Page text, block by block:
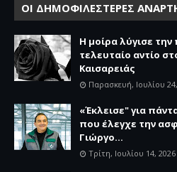
ΟΙ ΔΗΜΟΦΙΛΕΣΤΕΡΕΣ
Η μοίρα λύγισε
τελευταίο αντίο
Καισαρειάς
Παρασκευή, Ιουλίου
«Έκλεισε" για
που έλεγχε την
Γιώργο...
Τρίτη, Ιουλίου 14, 2026